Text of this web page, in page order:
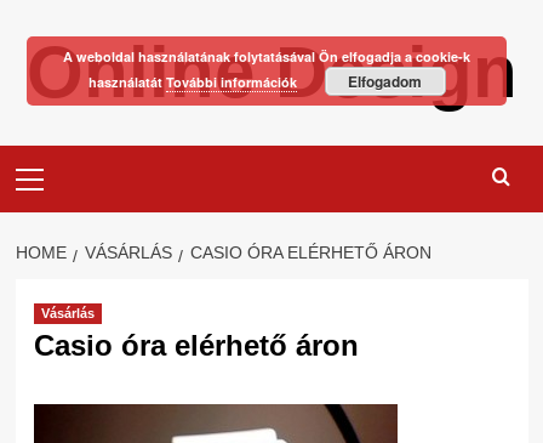
contentOnline Design
Menu
HOME VÁSÁRLÁS CASIO ÓRA ELÉRHETŐ ÁRON
Vásárlás
Casio óra elérhető áron
A weboldal használatának folytatásával Ön elfogadja a cookie-k
használatát További információk Elfogadom